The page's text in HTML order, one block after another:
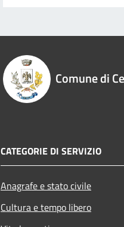
Comune di
CATEGORIE DI SERVIZIO
Anagrafe e stato civile
Cultura e tempo libero